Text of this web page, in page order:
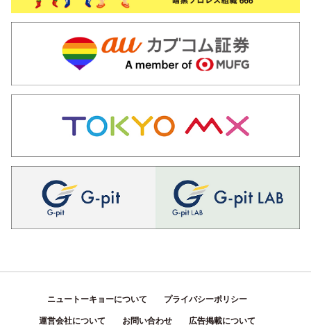
ニュートーキョーについて プライバシーポリシー
運営会社について お問い合わせ 広告掲載について